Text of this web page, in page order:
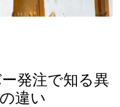
発注で知る異
違い